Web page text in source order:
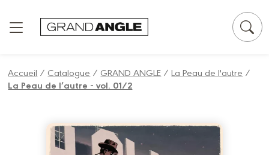
Accueil / Catalogue / GRAND ANGLE /La Peau de l'autre /
La Peau de l’autre - vol. 01/2